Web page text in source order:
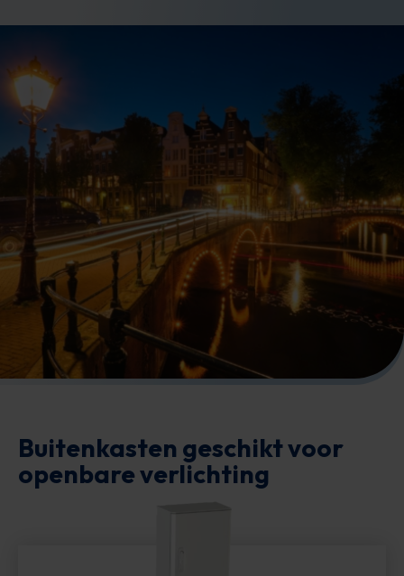
Buitenkasten geschikt voor
openbare verlichting